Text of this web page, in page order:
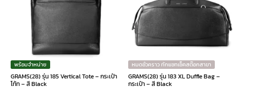
พร้อมจำหน่าย
GRAMS(28) รุ่น 185 Vertical Tote – กระเป๋า
โท้ท – สี Black
หมดชั่วคราว ทักแชทเช็คสต๊อกสาขา
GRAMS(28) รุ่น 183 XL Duffle Bag –
กระเป๋า – สี Black